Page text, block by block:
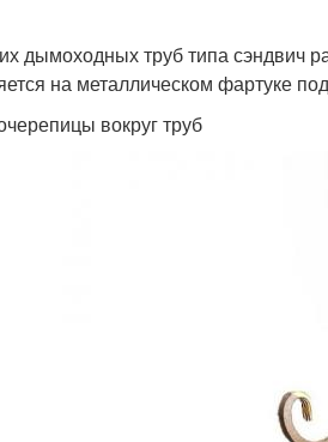
дымоходных труб типа сэндвич
на металлическом фартуке
вокруг труб